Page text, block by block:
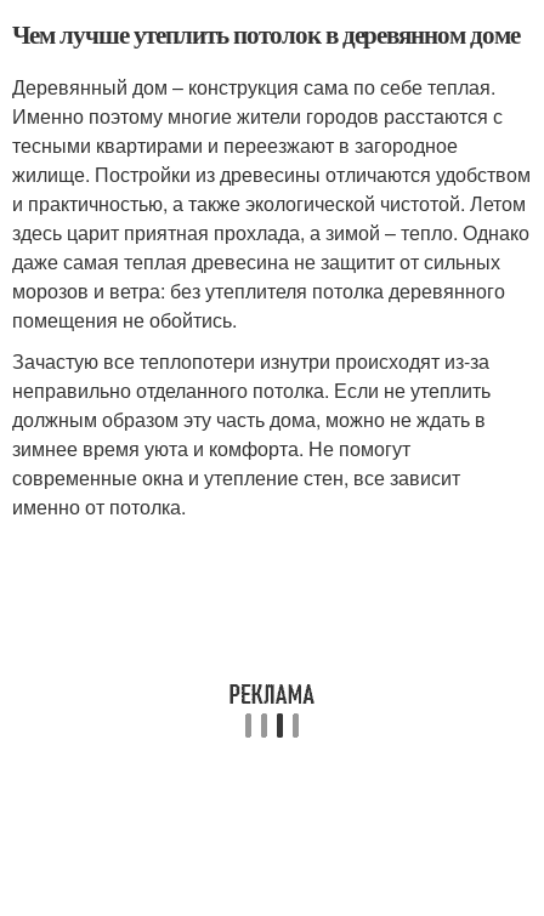
Чем лучше утеплить потолок в деревянном доме
Деревянный дом – конструкция сама по себе теплая.
Именно поэтому многие жители городов расстаются с
тесными квартирами и переезжают в загородное
жилище. Постройки из древесины отличаются удобством
и практичностью, а также экологической чистотой. Летом
здесь царит приятная прохлада, а зимой – тепло. Однако
даже самая теплая древесина не защитит от сильных
морозов и ветра: без утеплителя потолка деревянного
помещения не обойтись.
Зачастую все теплопотери изнутри происходят из-за
неправильно отделанного потолка. Если не утеплить
должным образом эту часть дома, можно не ждать в
зимнее время уюта и комфорта. Не помогут
современные окна и утепление стен, все зависит
именно от потолка.